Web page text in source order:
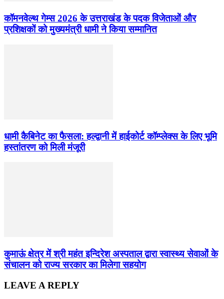
कॉमनवेल्थ गेम्स 2026 के उत्तराखंड के पदक विजेताओं और
प्रशिक्षकों को मुख्यमंत्री धामी ने किया सम्मानित
धामी कैबिनेट का फैसला: हल्द्वानी में हाईकोर्ट कॉम्प्लेक्स के लिए भूमि
हस्तांतरण को मिली मंजूरी
कुमाऊं क्षेत्र में श्री महंत इन्दिरेश अस्पताल द्वारा स्वास्थ्य सेवाओं के
संचालन को राज्य सरकार का मिलेगा सहयोग
LEAVE A REPLY